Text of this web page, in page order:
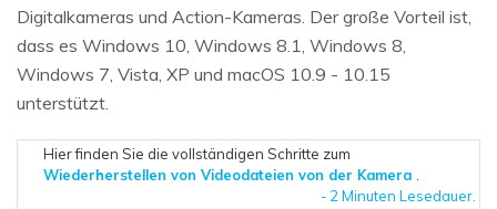
Digitalkameras und Action-Kameras. Der große Vorteil ist,
dass es Windows 10, Windows 8.1, Windows 8,
Windows 7, Vista, XP und macOS 10.9 - 10.15
unterstützt.
Hier finden Sie die vollständigen Schritte zum
Wiederherstellen von Videodateien von der Kamera
- 2 Minuten Lesedauer.